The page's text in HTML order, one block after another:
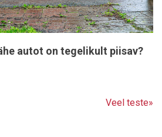
autot on tegelikult piisav?
Veel teste»